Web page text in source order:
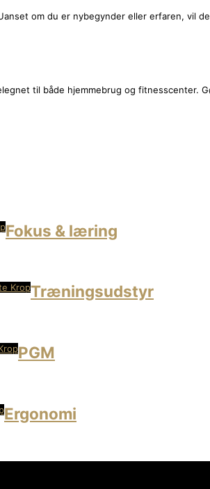
om du er nybegynder eller erfaren, vil
til både hjemmebrug og fitnesscenter.
Fokus & læring
KropTræningsudstyr
PGM
Ergonomi